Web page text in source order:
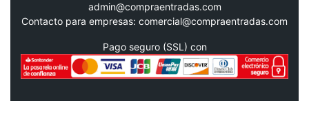
admin@compraentradas.com
Contacto para empresas: comercial@compraentradas.com
Pago seguro (SSL) con